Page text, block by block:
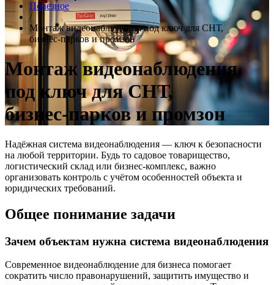
Полезное
/
Монтаж видеонаблюдения под ключ для СНТ,
бизнес‑парков и промзон
Монтаж видеонаблюдения
под ключ для СНТ,
бизнес‑парков и промзон
Надёжная система видеонаблюдения — ключ к безопасности
на любой территории. Будь то садовое товарищество,
логистический склад или бизнес-комплекс, важно
организовать контроль с учётом особенностей объекта и
юридических требований.
Общее понимание задачи
Зачем объектам нужна система видеонаблюдения
Современное видеонаблюдение для бизнеса помогает
сократить число правонарушений, защитить имущество и